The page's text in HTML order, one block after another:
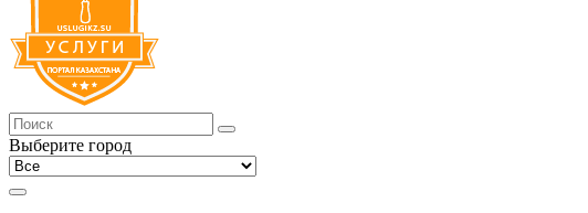
Выберите город